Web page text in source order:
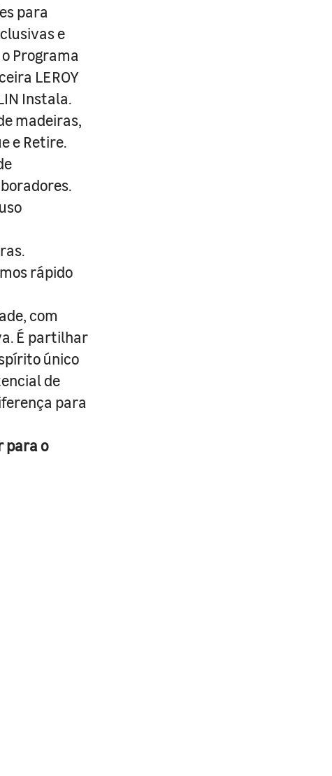
para
e
Programa
LEROY
Instala.
madeiras,
e Retire.
rápido
com
É partilhar
único
de
para
para o